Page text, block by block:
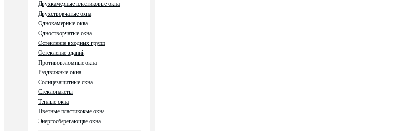
Двухкамерные пластиковые окна
Двухстворчатые окна
Однокамерные окна
Одностворчатые окна
Остекление входных групп
Остекление зданий
Противовзломные окна
Раздвижные окна
Солнцезащитные окна
Стеклопакеты
Теплые окна
Цветные пластиковые окна
Энергосберегающие окна